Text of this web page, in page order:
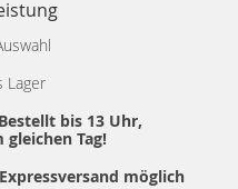
Lager
Bestellt bis 13 Uhr,
gleichen Tag!
Expressversand möglich